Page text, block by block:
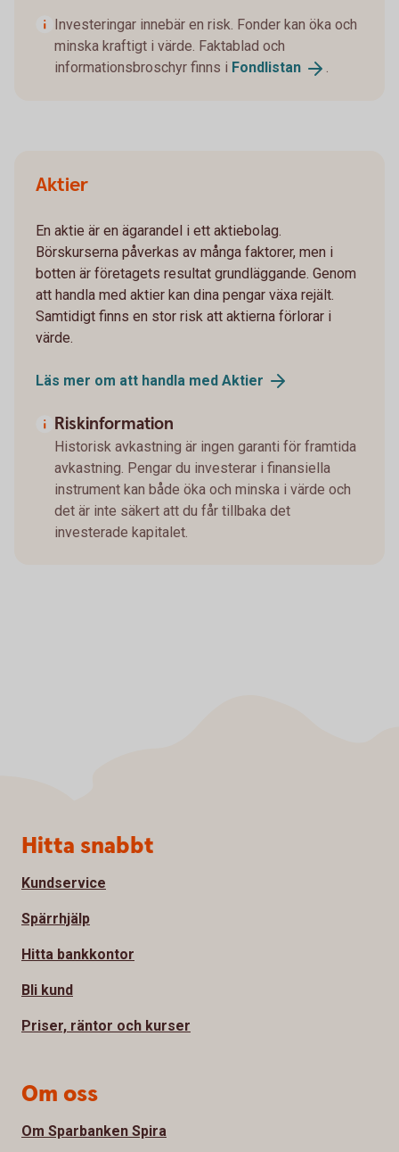
Investeringar innebär en risk. Fonder kan öka och
minska kraftigt i värde. Faktablad och
informationsbroschyr finns i Fondlistan .
Aktier
En aktie är en ägarandel i ett aktiebolag.
Börskurserna påverkas av många faktorer, men i
botten är företagets resultat grundläggande. Genom
att handla med aktier kan dina pengar växa rejält.
Samtidigt finns en stor risk att aktierna förlorar i
värde.
Läs mer om att handla med Aktier
Riskinformation
Historisk avkastning är ingen garanti för framtida
avkastning. Pengar du investerar i finansiella
instrument kan både öka och minska i värde och
det är inte säkert att du får tillbaka det
investerade kapitalet.
Sidfot
Hitta snabbt
Kundservice
Spärrhjälp
Hitta bankkontor
Bli kund
Priser, räntor och kurser
Om oss
Om Sparbanken Spira